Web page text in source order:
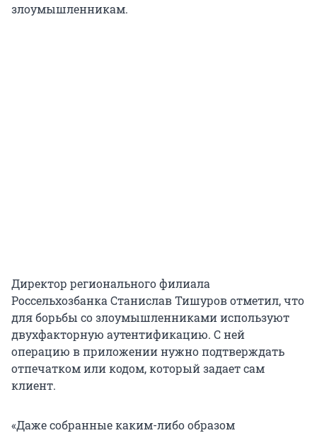
злоумышленникам.
Директор регионального филиала
Россельхозбанка Станислав Тишуров отметил, что
для борьбы со злоумышленниками используют
двухфакторную аутентификацию. С ней
операцию в приложении нужно подтверждать
отпечатком или кодом, который задает сам
клиент.
«Даже собранные каким-либо образом